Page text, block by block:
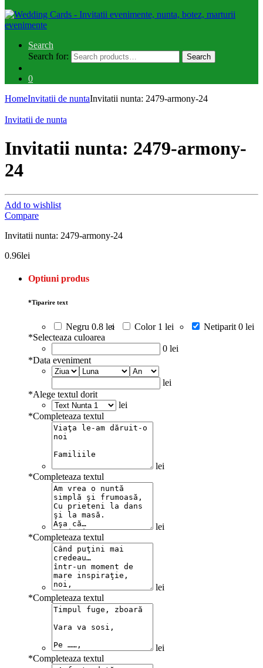
Search
Search for:
Search
0
HomeInvitatii de nuntaInvitatii nunta: 2479-armony-24
Invitatii de nunta
Invitatii nunta: 2479-armony-
24
Add to wishlist
Compare
Invitatii nunta: 2479-armony-24
0.96lei
Optiuni produs
*Tiparire text
Negru 0.8 lei Color 1 lei Netiparit 0 lei
*Selecteaza culoarea
0 lei
*Data eveniment
lei
*Alege textul dorit
lei
*Completeaza textul
lei
*Completeaza textul
lei
*Completeaza textul
lei
*Completeaza textul
lei
*Completeaza textul